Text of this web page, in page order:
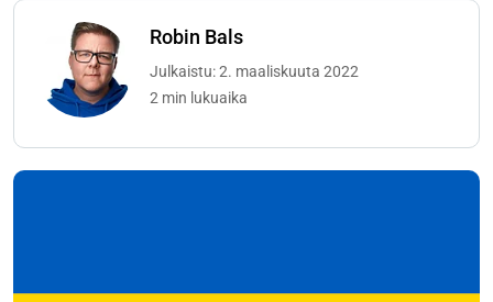
Robin Bals
Julkaistu: 2. maaliskuuta 2022
2 min lukuaika